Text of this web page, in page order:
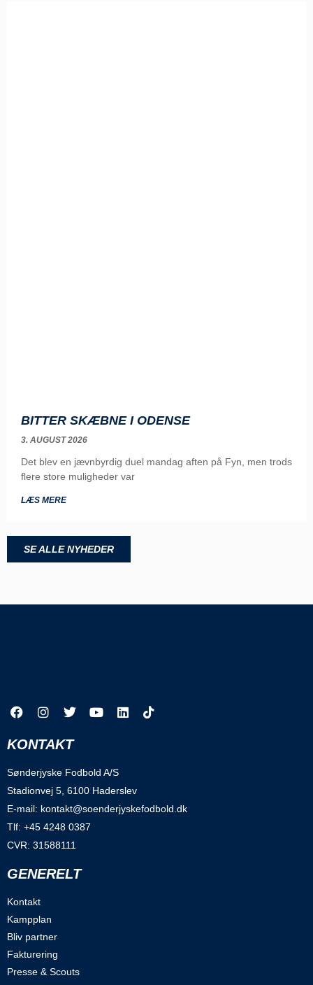
BITTER SKÆBNE I ODENSE
3. AUGUST 2026
Det blev en jævnbyrdig duel mandag aften på Fyn, men trods
flere store muligheder var
LÆS MERE
SE ALLE NYHEDER
KONTAKT
Sønderjyske Fodbold A/S
Stadionvej 5, 6100 Haderslev
E-mail: kontakt@soenderjyskefodbold.dk
Tlf: +45 4248 0387
CVR: 31588111
GENERELT
Kontakt
Kampplan
Bliv partner
Fakturering
Presse & Scouts